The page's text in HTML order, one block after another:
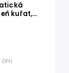
kuřat,